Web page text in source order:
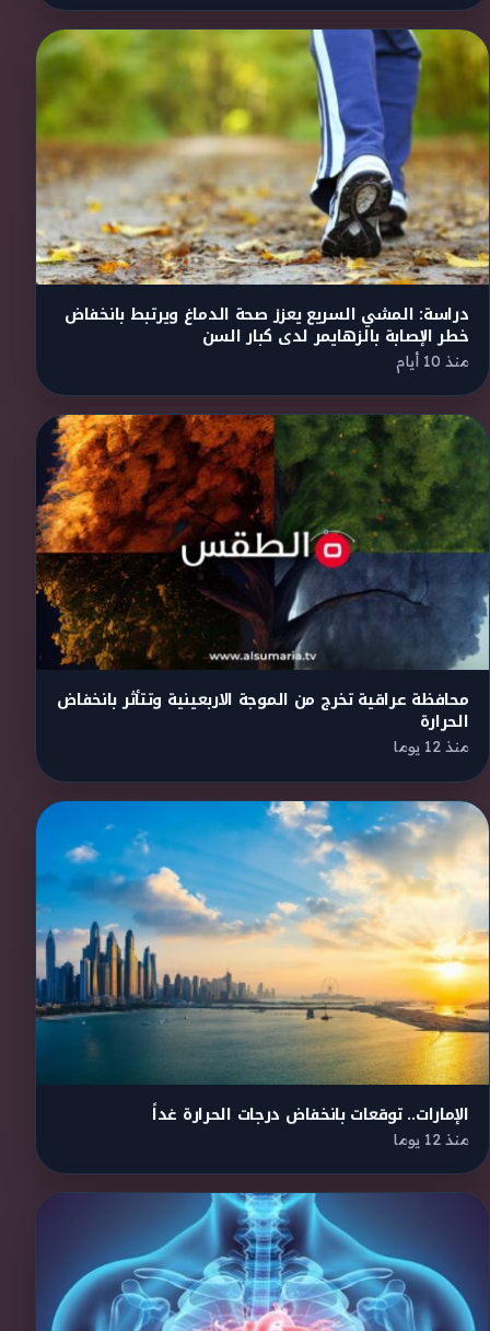
دراسة: المشي السريع يعزز صحة الدماغ ويرتبط بانخفاض
خطر الإصابة بالزهايمر لدى كبار السن
منذ 10 أيام
محافظة عراقية تخرج من الموجة الاربعينية وتتأثر بانخفاض
الحرارة
منذ 12 يوما
الإمارات.. توقعات بانخفاض درجات الحرارة غداً
منذ 12 يوما